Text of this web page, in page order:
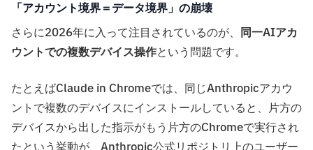
「アカウント境界＝データ境界」の崩壊
さらに2026年に入って注目されているのが、 同一AIアカ
ウントでの複数デバイス操作という問題です。
たとえばClaude in Chromeでは、同じAnthropicアカウ
ントで複数のデバイスにインストールしていると、片方の
デバイスから出した指示がもう片方のChromeで実行され